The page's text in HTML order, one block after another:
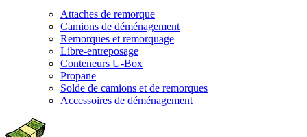
Attaches de remorque
Camions de déménagement
Remorques et remorquage
Libre-entreposage
Conteneurs U-Box
Propane
Solde de camions et de remorques
Accessoires de déménagement